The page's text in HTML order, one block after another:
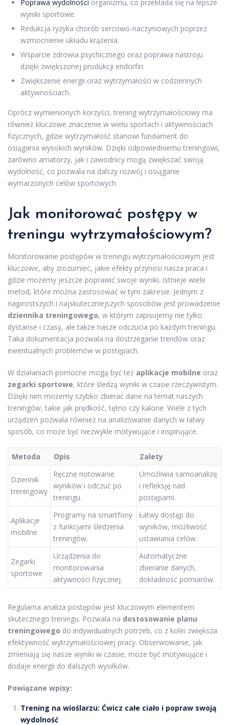
Poprawa wydolności organizmu, co przekłada się na lepsze
wyniki sportowe.
Redukcja ryzyka chorób sercowo-naczyniowych poprzez
wzmocnienie układu krążenia.
Wsparcie zdrowia psychicznego oraz poprawa nastroju
dzięki zwiększonej produkcji endorfin.
Zwiększenie energii oraz wytrzymałości w codziennych
aktywnościach.
Oprócz wymienionych korzyści, trening wytrzymałościowy ma
również kluczowe znaczenie w wielu sportach i aktywnościach
fizycznych, gdzie wytrzymałość stanowi fundament do
osiągania wysokich wyników. Dzięki odpowiedniemu treningowi,
zarówno amatorzy, jak i zawodnicy mogą zwiększać swoją
wydolność, co pozwala na dalszy rozwój i osiąganie
wymarzonych celów sportowych.
Jak monitorować postępy w
treningu wytrzymałościowym?
Monitorowanie postępów w treningu wytrzymałościowym jest
kluczowe, aby zrozumieć, jakie efekty przynosi nasza praca i
gdzie możemy jeszcze poprawić swoje wyniki. Istnieje wiele
metod, które można zastosować w tym zakresie. Jednym z
najprostszych i najskuteczniejszych sposobów jest prowadzenie
dziennika treningowego, w którym zapisujemy nie tylko
dystanse i czasy, ale także nasze odczucia po każdym treningu.
Taka dokumentacja pozwala na dostrzeganie trendów oraz
ewentualnych problemów w postępach.
W działaniach pomocne mogą być też aplikacje mobilne oraz
zegarki sportowe, które śledzą wyniki w czasie rzeczywistym.
Dzięki nim możemy szybko zbierać dane na temat naszych
treningów, takie jak prędkość, tętno czy kalorie. Wiele z tych
urządzeń pozwala również na analizowanie danych w łatwy
sposób, co może być niezwykle motywujące i inspirujące.
Metoda Opis Zalety
Dziennik
treningowy
Ręczne notowanie
wyników i odczuć po
treningu.
Umożliwia samoanalizę
i refleksję nad
postępami.
Aplikacje
mobilne
Programy na smartfony
z funkcjami śledzenia
treningów.
Łatwy dostęp do
wyników, możliwość
ustawiania celów.
Zegarki
sportowe
Urządzenia do
monitorowania
aktywności fizycznej.
Automatyczne
zbieranie danych,
dokładność pomiarów.
Regularna analiza postępów jest kluczowym elementem
skutecznego treningu. Pozwala na dostosowanie planu
treningowego do indywidualnych potrzeb, co z kolei zwiększa
efektywność wytrzymałościowej pracy. Obserwowanie, jak
zmieniają się nasze wyniki w czasie, może być motywujące i
dodaje energii do dalszych wysiłków.
Powiązane wpisy:
Trening na wioślarzu: Ćwicz całe ciało i popraw swoją
wydolność